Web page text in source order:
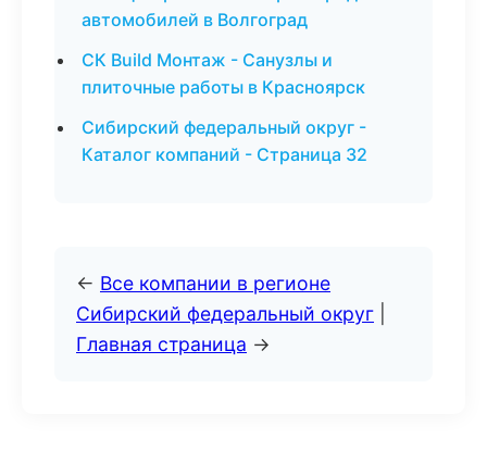
автомобилей в Волгоград
СК Build Монтаж - Санузлы и
плиточные работы в Красноярск
Сибирский федеральный округ -
Каталог компаний - Страница 32
← Все компании в регионе
Сибирский федеральный округ
Главная страница →